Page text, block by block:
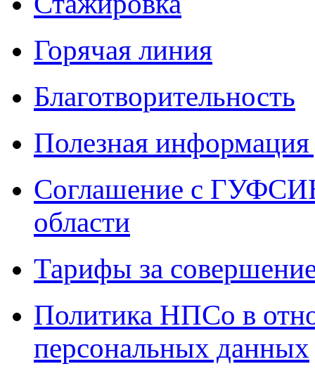
Горячая линия
Благотворительность
Полезная
Соглашение с
области
Тарифы за
Политика НПСо в
персональных данных